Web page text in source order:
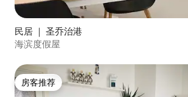
民居 ｜ 圣乔治港
海滨度假屋
房客推荐
房客推荐